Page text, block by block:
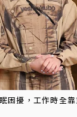
困擾，工作時全